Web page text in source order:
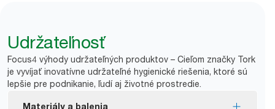
Udržateľnosť
Focus4 výhody udržateľných produktov – Cieľom značky Tork
je vyvíjať inovatívne udržateľné hygienické riešenia, ktoré sú
lepšie pre podnikanie, ľudí aj životné prostredie.
Materiály a balenia